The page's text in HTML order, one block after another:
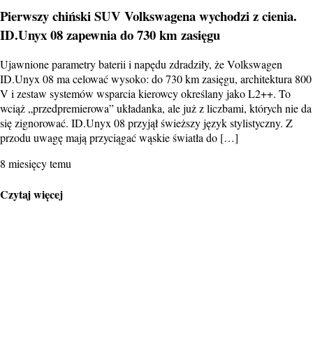
Pierwszy chiński SUV Volkswagena wychodzi z cienia.
ID.Unyx 08 zapewnia do 730 km zasięgu
Ujawnione parametry baterii i napędu zdradziły, że Volkswagen
ID.Unyx 08 ma celować wysoko: do 730 km zasięgu, architektura 800
V i zestaw systemów wsparcia kierowcy określany jako L2++. To
wciąż „przedpremierowa” układanka, ale już z liczbami, których nie da
się zignorować. ID.Unyx 08 przyjął świeższy język stylistyczny. Z
przodu uwagę mają przyciągać wąskie światła do […]
8 miesięcy temu
Czytaj więcej